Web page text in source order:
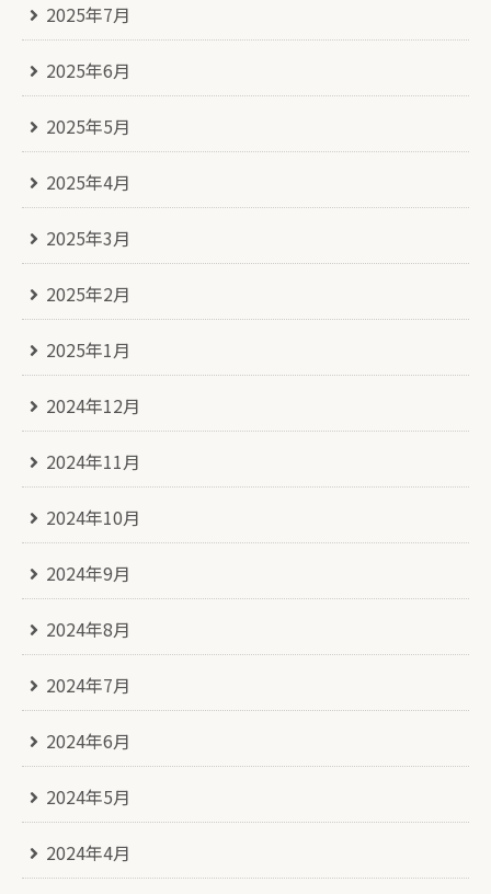
2025年7月
2025年6月
2025年5月
2025年4月
2025年3月
2025年2月
2025年1月
2024年12月
2024年11月
2024年10月
2024年9月
2024年8月
2024年7月
2024年6月
2024年5月
2024年4月